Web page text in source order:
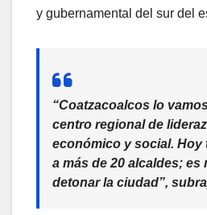
y gubernamental del sur del
“Coatzacoalcos lo
centro regional de
económico y social. Hoy
a más de 20 alcaldes; es
detonar la ciudad”,